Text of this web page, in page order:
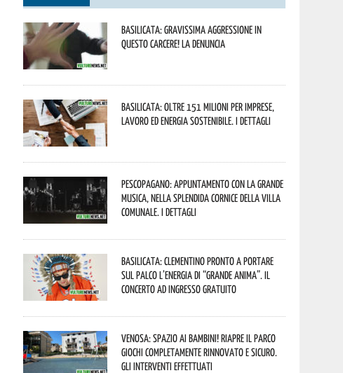
Basilicata: gravissima aggressione in
questo Carcere! La denuncia
Basilicata: oltre 151 milioni per imprese,
lavoro ed energia sostenibile. I dettagli
Pescopagano: appuntamento con la grande
musica, nella splendida cornice della Villa
Comunale. I dettagli
Basilicata: Clementino pronto a portare
sul palco l’energia di “Grande Anima”. Il
concerto ad ingresso gratuito
Venosa: spazio ai bambini! Riapre il Parco
Giochi completamente rinnovato e sicuro.
Gli interventi effettuati